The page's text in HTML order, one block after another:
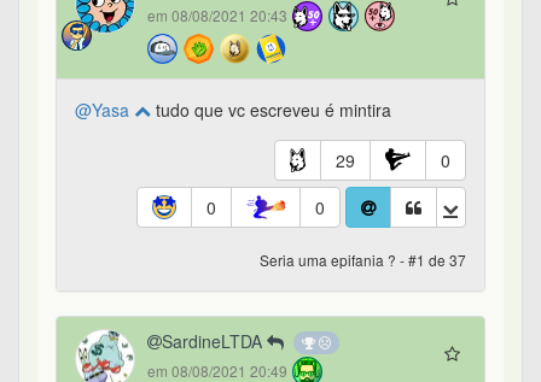
em 08/08/2021 20:43
@Yasa tudo que vc escreveu é mintira
29
0
0
0
Seria uma epifania ? - #1 de 37
SardineLTDA
em 08/08/2021 20:49